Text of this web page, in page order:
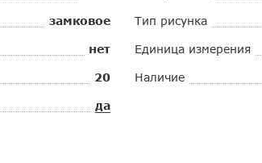
замковое
нет
20
да
Тип рисунка
Единица измерения
Наличие